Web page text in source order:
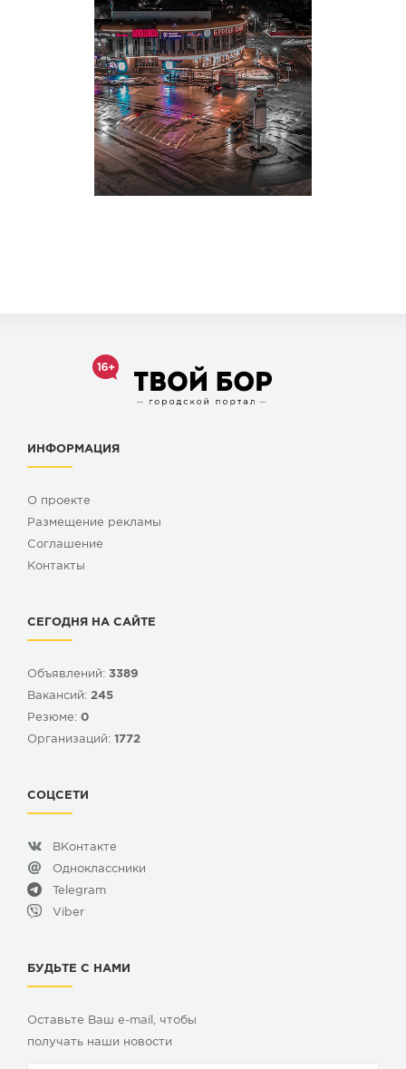
ИНФОРМАЦИЯ
О проекте
Размещение рекламы
Cоглашение
Контакты
СЕГОДНЯ НА САЙТЕ
Объявлений: 3389
Вакансий: 245
Резюме: 0
Организаций: 1772
СОЦСЕТИ
ВКонтакте
Одноклассники
Telegram
Viber
БУДЬТЕ С НАМИ
Оставьте Ваш e-mail, чтобы
получать наши новости